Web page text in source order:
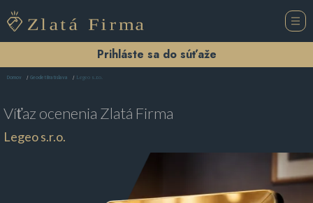
Prihláste sa do súťaže
Domov Geodet Bratislava Legeo s.r.o.
Víťaz ocenenia Zlatá Firma
Legeo s.r.o.